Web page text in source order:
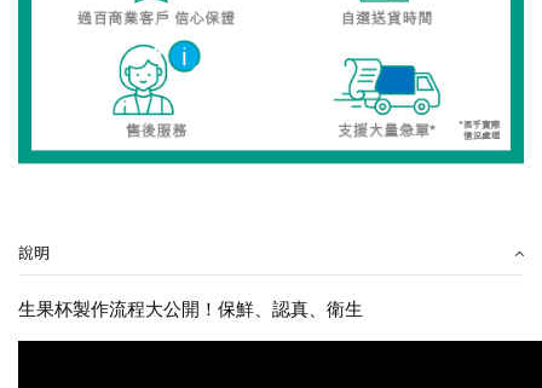
說明
生果杯製作流程大公開！保鮮、認真、衛生